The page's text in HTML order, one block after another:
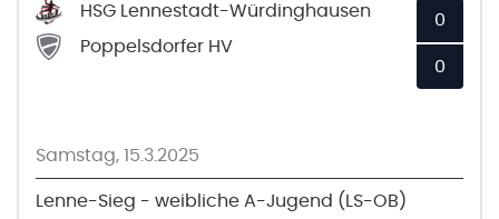
HSG Lennestadt-Würdinghausen
Poppelsdorfer HV
0
0
Samstag, 15.3.2025
Lenne-Sieg - weibliche A-Jugend (LS-OB)